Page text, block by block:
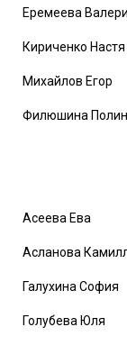
Еремеева
Кириченко
Михайлов
Филюшина
Асеева Ева
Асланова
Галухина
Голубева